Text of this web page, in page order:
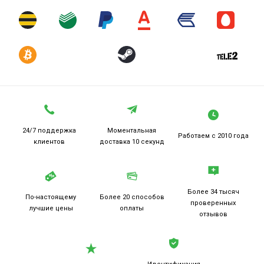
24/7 поддержка
клиентов
Моментальная
доставка 10 секунд
Работаем с 2010 года
По-настоящему
лучшие цены
Более 20 способов
оплаты
Более 34 тысяч
проверенных
отзывов